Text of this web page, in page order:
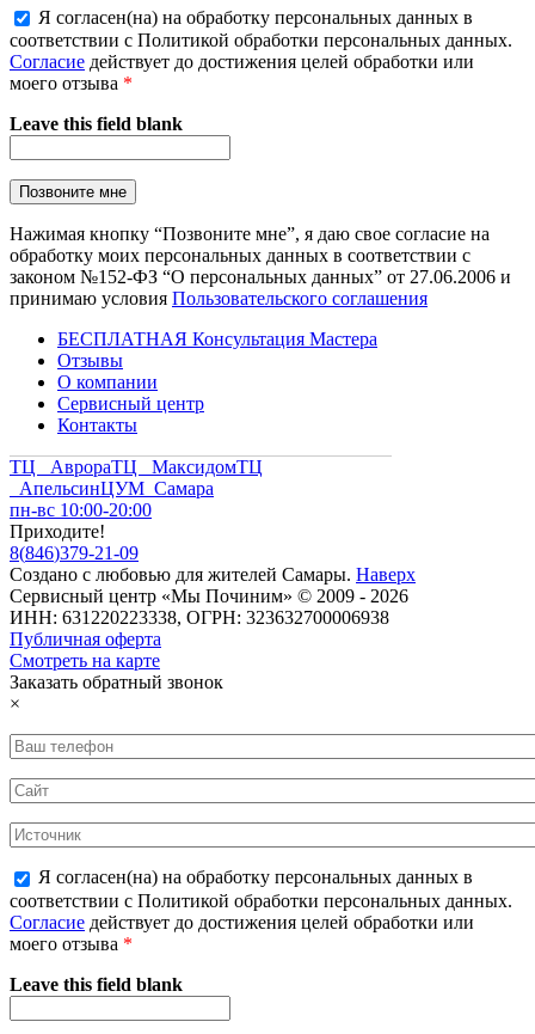
Я согласен(на) на обработку персональных данных в
соответствии с Политикой обработки персональных данных.
Согласие действует до достижения целей обработки или
моего отзыва *
Leave this field blank
Нажимая кнопку “Позвоните мне”, я даю свое согласие на
обработку моих персональных данных в соответствии с
законом №152-ФЗ “О персональных данных” от 27.06.2006 и
принимаю условия Пользовательского соглашения
БЕСПЛАТНАЯ Консультация Мастера
Отзывы
О компании
Сервисный центр
Контакты
ТЦ АврораТЦ МаксидомТЦ
АпельсинЦУМ Самара
пн-вс 10:00-20:00
Приходите!
8(846)379-21-09
Создано с любовью для жителей Самары. Наверх
Сервисный центр «Мы Починим» © 2009 - 2026
ИНН: 631220223338, ОГРН: 323632700006938
Публичная оферта
Смотреть на карте
Заказать обратный звонок
×
Я согласен(на) на обработку персональных данных в
соответствии с Политикой обработки персональных данных.
Согласие действует до достижения целей обработки или
моего отзыва *
Leave this field blank